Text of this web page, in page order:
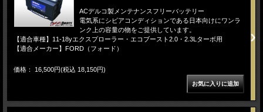
ACデルコ製メンテナンスフリーバッテリー
電気系にシビアコンディションである日本向けにワンラ
ンク上の容量の物をご提供しています。
【適合車種】11-18yエクスプローラー・エコブースト2.0・2.3Lターボ用
【適合メーカー】FORD（フォード）
価格： 16,500円(税込 18,150円)